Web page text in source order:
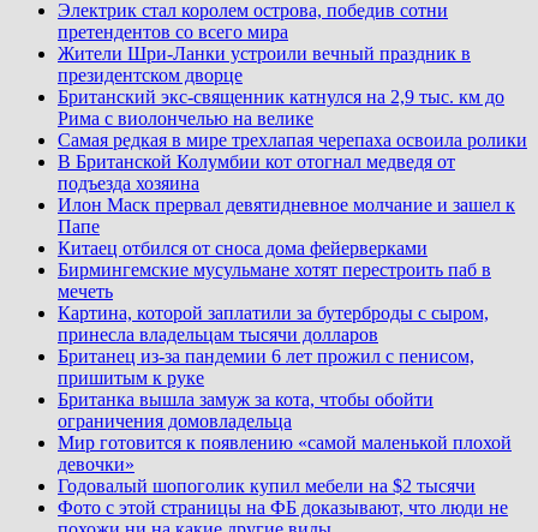
Электрик стал королем острова, победив сотни
претендентов со всего мира
Жители Шри-Ланки устроили вечный праздник в
президентском дворце
Британский экс-священник катнулся на 2,9 тыс. км до
Рима с виолончелью на велике
Самая редкая в мире трехлапая черепаха освоила ролики
В Британской Колумбии кот отогнал медведя от
подъезда хозяина
Илон Маск прервал девятидневное молчание и зашел к
Папе
Китаец отбился от сноса дома фейерверками
Бирмингемские мусульмане хотят перестроить паб в
мечеть
Картина, которой заплатили за бутерброды с сыром,
принесла владельцам тысячи долларов
Британец из-за пандемии 6 лет прожил с пенисом,
пришитым к руке
Британка вышла замуж за кота, чтобы обойти
ограничения домовладельца
Мир готовится к появлению «самой маленькой плохой
девочки»
Годовалый шопоголик купил мебели на $2 тысячи
Фото с этой страницы на ФБ доказывают, что люди не